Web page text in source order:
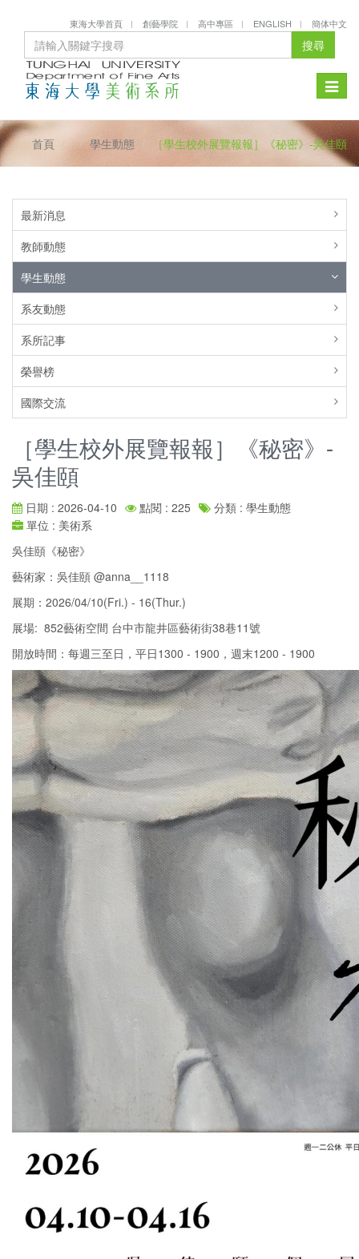
東海大學首頁 創藝學院 高中專區 ENGLISH 簡体中文
搜尋
Toggle
首頁 學生動態 ［學生校外展覽報報］《秘密》-吳佳頤
最新消息
教師動態
學生動態
系友動態
系所記事
榮譽榜
國際交流
［學生校外展覽報報］《秘密》-
吳佳頤
日期 : 2026-04-10 點閱 : 225
分類 : 學生動態
單位 : 美術系
吳佳頤《秘密》
藝術家：吳佳頤 @anna__1118
展期：2026/04/10(Fri.) - 16(Thur.)
展場: 852藝術空間 台中市龍井區藝術街38巷11號
開放時間：每週三至日，平日1300 - 1900，週末1200 - 1900